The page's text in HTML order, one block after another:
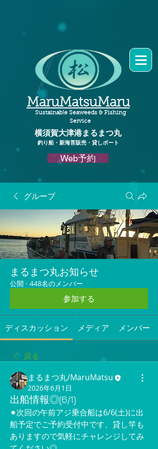
MaruMatsuMaru
Sustainable Seaweeds & Fishing
Service
横須賀大津港まるまつ丸​
釣り船・新海苔販売・貸しボート
Web予約
グループ
まるまつ丸お知らせ
公開 · 448名のメンバー
参加する
ディスカッション メディア メンバー
戻る
まるまつ丸/MaruMatsu
2026年6月1日
出船情報◎(6/1)
⚫︎次回の午前アジ乗合船は6/6(土)に出
船予定でご予約受付中です、貸し竿も
ありますので気軽にチャレンジしてみ